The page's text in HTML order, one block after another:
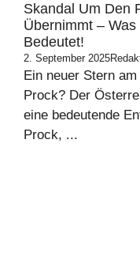
Skandal Um Den
Übernimmt –
Bedeutet!
2. September 2025
Ein neuer Stern
Prock? Der
eine bedeutende
Prock, ...